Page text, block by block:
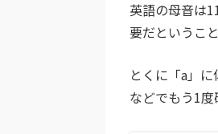
英語の母音は
要だということ
とくに「a」
などでもう1度